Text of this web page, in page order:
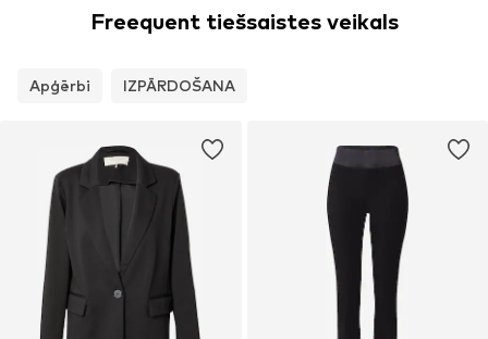
Freequent tiešsaistes veikals
Apģērbi IZPĀRDOŠANA